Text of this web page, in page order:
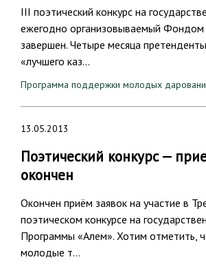
III поэтический конкурс на
ежегодно организовываемый Фондом
завершен. Четыре месяца
«лучшего каз…
Программа поддержки молодых
13.05.2013
Поэтический конкурс —
окончен
Окончен приём заявок на участие в
поэтическом конкурсе на
Программы «Алем». Хотим отметить,
молодые т…